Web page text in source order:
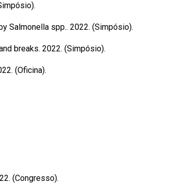
Salmonella spp.. 2022. (Simpósio).
breaks. 2022. (Simpósio).
(Oficina).
(Congresso).